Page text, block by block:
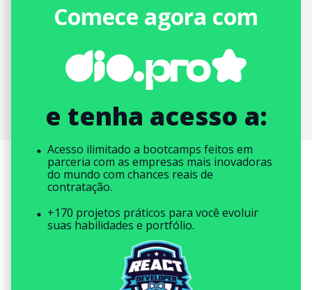
Comece agora com
e tenha acesso a:
Acesso ilimitado a bootcamps feitos em
parceria com as empresas mais inovadoras
do mundo com chances reais de
contratação.
+170 projetos práticos para você evoluir
suas habilidades e portfólio.